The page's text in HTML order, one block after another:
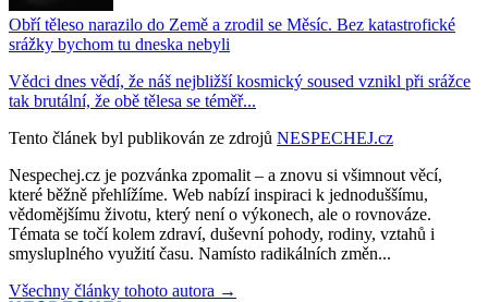
Obří těleso narazilo do Země a zrodil se Měsíc. Bez katastrofické
srážky bychom tu dneska nebyli
Vědci dnes vědí, že náš nejbližší kosmický soused vznikl při srážce
tak brutální, že obě tělesa se téměř...
Tento článek byl publikován ze zdrojů NESPECHEJ.cz
Nespechej.cz je pozvánka zpomalit – a znovu si všimnout věcí,
které běžně přehlížíme. Web nabízí inspiraci k jednoduššímu,
vědomějšímu životu, který není o výkonech, ale o rovnováze.
Témata se točí kolem zdraví, duševní pohody, rodiny, vztahů i
smysluplného využití času. Namísto radikálních změn...
Všechny články tohoto autora →